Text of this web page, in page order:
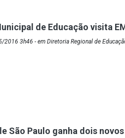
de Educação visita
2016 3h46 - em Diretoria Regional de
São Paulo ganha dois novos